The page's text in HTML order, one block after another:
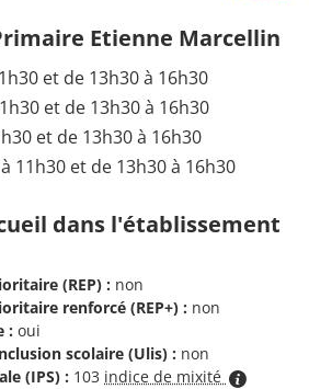
Etienne Marcellin
et de 13h30 à 16h30
et de 13h30 à 16h30
et de 13h30 à 16h30
11h30 et de 13h30 à 16h30
dans l'établissement
(REP) : non
renforcé (REP+) : non
: oui
scolaire (Ulis) : non
(IPS) : 103 indice de mixité